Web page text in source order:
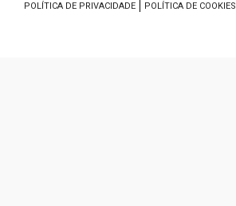
POLÍTICA DE PRIVACIDADE POLÍTICA DE COOKIES